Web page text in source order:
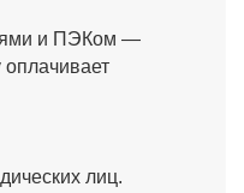
и ПЭКом —
лиц.